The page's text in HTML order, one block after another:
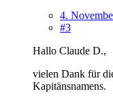
4.
#3
Hallo Claude D.,
vielen Dank für
Kapitänsnamens.